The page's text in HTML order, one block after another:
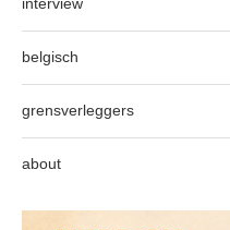
interview
belgisch
grensverleggers
about